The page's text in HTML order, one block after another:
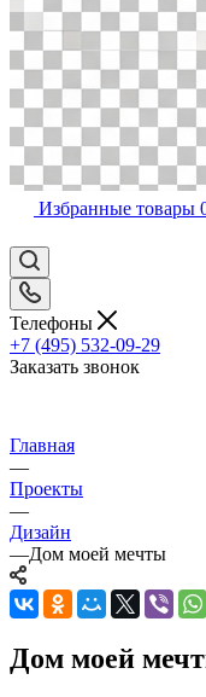
Избранные товары
Телефоны
+7 (495) 532-09-29
Заказать звонок
Главная
—
Проекты
—
Дизайн
—Дом моей мечты
Дом моей